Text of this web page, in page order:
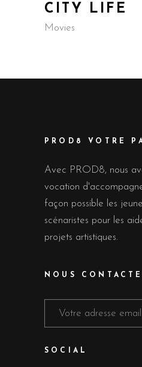
CITY LIFE
Movies
PROD8 VOTRE
Avec PROD8, nous
vocation
façon possible les
scénaristes pour les
projets artistiques.
NOUS
SOCIAL